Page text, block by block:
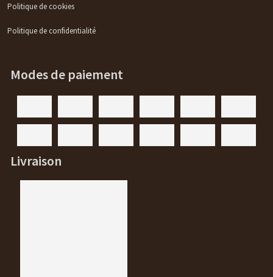
Politique de cookies
Politique de confidentialité
Modes de paiement
Livraison